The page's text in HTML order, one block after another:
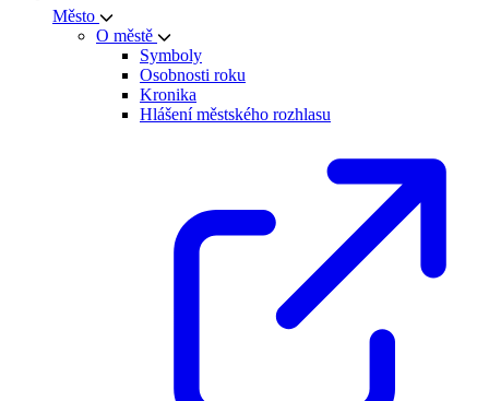
Město
O městě
Symboly
Osobnosti roku
Kronika
Hlášení městského rozhlasu